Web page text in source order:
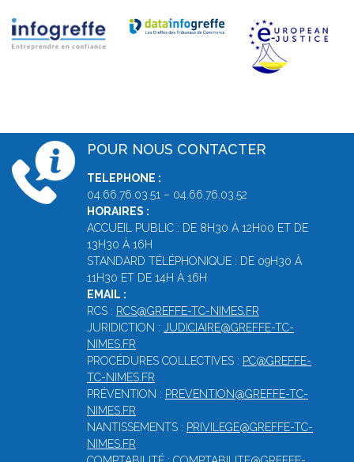
POUR NOUS CONTACTER
TELEPHONE :
04.66.76.03.51 – 04.66.76.03.52
HORAIRES :
ACCUEIL PUBLIC : DE 8H30 À 12H00 ET DE
13H30 À 16H
STANDARD TÉLÉPHONIQUE : DE 09H30 À
11H30 ET DE 14H À 16H
EMAIL :
RCS : RCS@GREFFE-TC-NIMES.FR
JURIDICTION : JUDICIAIRE@GREFFE-TC-
NIMES.FR
PROCÉDURES COLLECTIVES : PC@GREFFE-
TC-NIMES.FR
PRÉVENTION : PREVENTION@GREFFE-TC-
NIMES.FR
NANTISSEMENTS : PRIVILEGE@GREFFE-TC-
NIMES.FR